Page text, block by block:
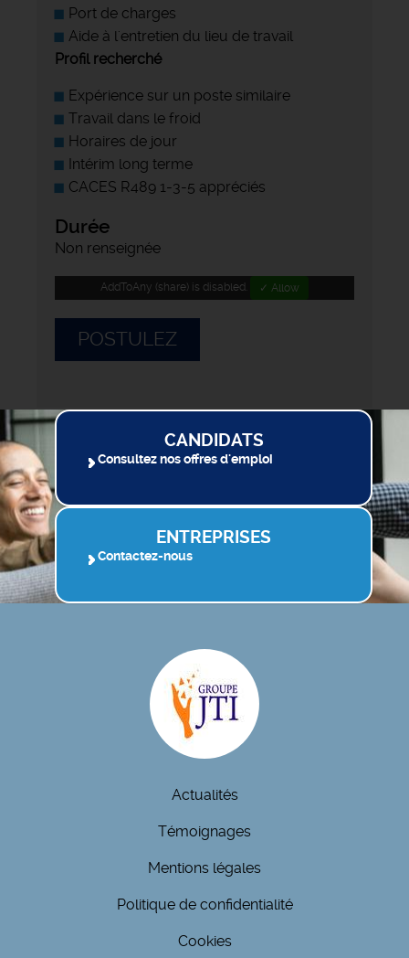
Port de charges
Aide à l'entretien du lieu de travail
Profil recherché
Expérience sur un poste similaire
Travail dans le froid
Horaires de jour
Intérim long terme
CACES R489 1-3-5 appréciés
Durée
Non renseignée
AddToAny (share) is disabled. ✓ Allow
POSTULEZ
CANDIDATS
Consultez nos offres d'emploi
ENTREPRISES
Contactez-nous
Actualités
Témoignages
Mentions légales
Politique de confidentialité
Cookies